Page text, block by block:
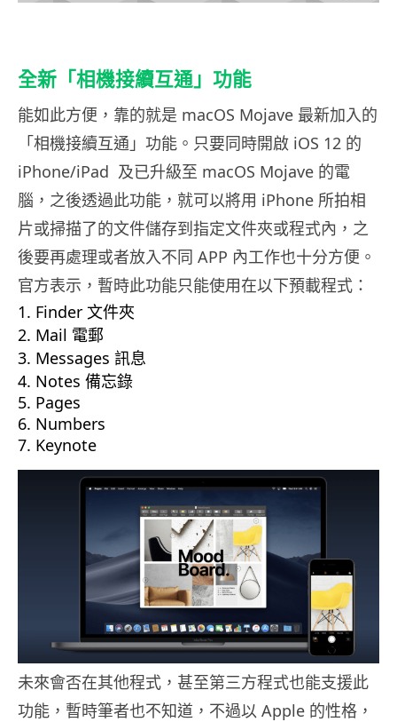
全新「相機接續互通」功能
能如此方便，靠的就是 macOS Mojave 最新加入的
「相機接續互通」功能。只要同時開啟 iOS 12 的
iPhone/iPad 及已升級至 macOS Mojave 的電
腦，之後透過此功能，就可以將用 iPhone 所拍相
片或掃描了的文件儲存到指定文件夾或程式內，之
後要再處理或者放入不同 APP 內工作也十分方便。
官方表示，暫時此功能只能使用在以下預載程式：
Finder 文件夾
Mail 電郵
Messages 訊息
Notes 備忘錄
Pages
Numbers
Keynote
未來會否在其他程式，甚至第三方程式也能支援此
功能，暫時筆者也不知道，不過以 Apple 的性格，